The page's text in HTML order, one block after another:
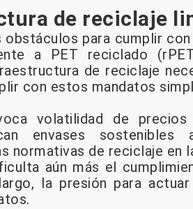
de reciclaje
obstáculos para cumplir
a PET reciclado
de reciclaje
con estos mandatos
volatilidad de
envases
normativas de reciclaje en
aún más el
la presión para